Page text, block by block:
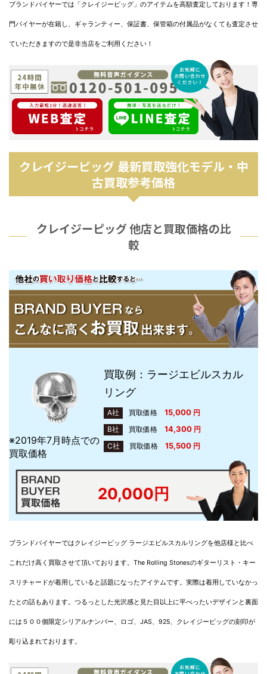
ブランドバイヤーでは「クレイジーピッグ」のアイテムを高額査定しております！専
門バイヤーが在籍し、ギャランティー、保証書、保管箱の付属品がなくても査定させ
ていただきますので是非当店をご利用ください！
クレイジーピッグ 最新買取強化モデル・中
古買取参考価格
クレイジーピッグ 他店と買取価格の比
較
買取例：ラージエビルスカル
リング
A社 買取価格 15,000円
B社
買取価格 14,300円
C社
買取価格 15,500円
※2019年7月時点での
買取価格
20,000円
ブランドバイヤーではクレイジーピッグ ラージエビルスカルリングを他店様と比べ
これだけ高く買取させて頂いております。The Rolling Stonesのギターリスト・キー
スリチャードが着用していると話題になったアイテムです。実際は着用していなかっ
たとの話もあります。つるっとした光沢感と見た目以上に平べったいデザインと裏面
には５００個限定シリアルナンバー、ロゴ、JAS、925、クレイジーピッグの刻印が
彫り込まれております。